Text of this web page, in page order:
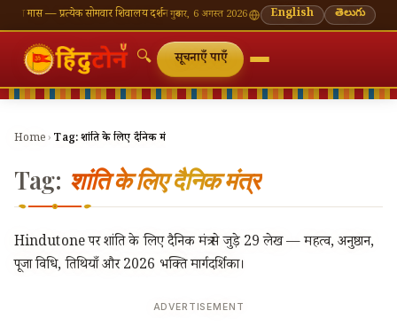
— प्रत्येक सोमवार शिवालय दर्शन का महत्व🌸 गणेश चतुर्थी — भाद्रपद शुक्ल चतुर्थी ⛩ काशी
गुरुवार, 6 अगस्त 2026 English తెలుగు
🔍 सूचनाएँ पाएँ
Home › Tag:शांति के लिए दैनिक मंत्र
Tag: शांति के लिए दैनिक मंत्र
Hindutone पर शांति के लिए दैनिक मंत्र से जुड़े 29 लेख — महत्व, अनुष्ठान,
पूजा विधि, तिथियाँ और 2026 भक्ति मार्गदर्शिका।
ADVERTISEMENT